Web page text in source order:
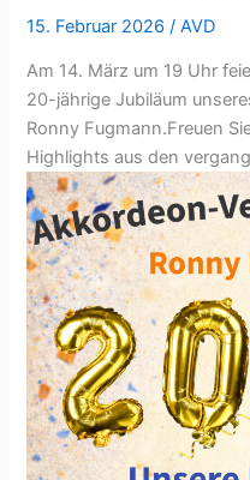
Dirigent
15. Februar 2026/AVD
Am 14. März um 19 Uhr
20-jährige Jubiläum
Ronny Fugmann.Freuen
Highlights aus den